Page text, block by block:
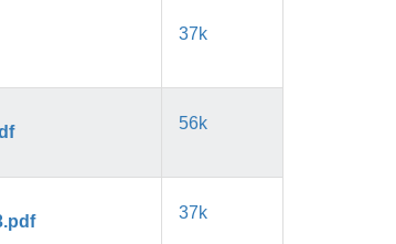
37k
56k
37k